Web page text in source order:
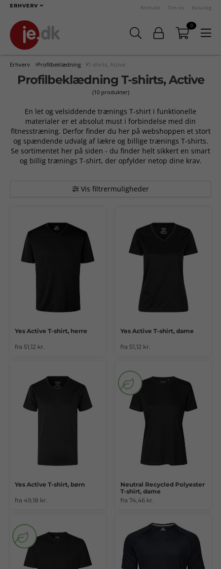
ERHVERV Kontakt Om os Katalog
0
Erhverv Profilbeklædning T-shirts, Active
Profilbeklædning T-shirts, Active
(10 produkter)
En let og velsiddende trænings T-shirt i funktionelle
materialer er et absolut must i forbindelse med din
fitnesstræning. Derfor finder du her på webshoppen et stort
og spændende udvalg af lækre og billige trænings T-shirts.
Se sortimentet her på siden - du finder helt sikkert en smart
og billig trænings T-shirt, der opfylder netop dine krav.
Vis filtrermuligheder
Yes Active T-shirt, herre
fra 51,12 kr.
Yes Active T-shirt, dame
fra 51,12 kr.
Yes Active T-shirt, børn
fra 49,18 kr.
Neutral Recycled Polyester
T-shirt, dame
fra 74,46 kr.